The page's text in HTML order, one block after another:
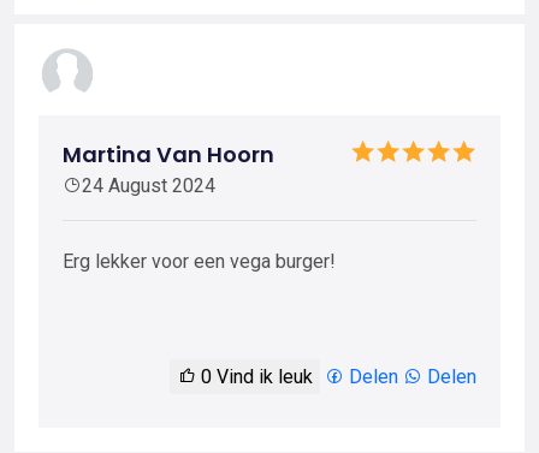
Martina Van Hoorn
24 August 2024
Erg lekker voor een vega burger!
0 Vind ik leuk Delen Delen